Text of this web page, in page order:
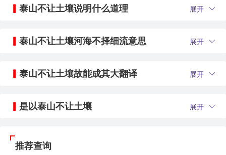
泰山不让土壤说明什么道理 展开
泰山不让土壤河海不择细流意思 展开
泰山不让土壤故能成其大翻译 展开
是以泰山不让土壤 展开
推荐查询